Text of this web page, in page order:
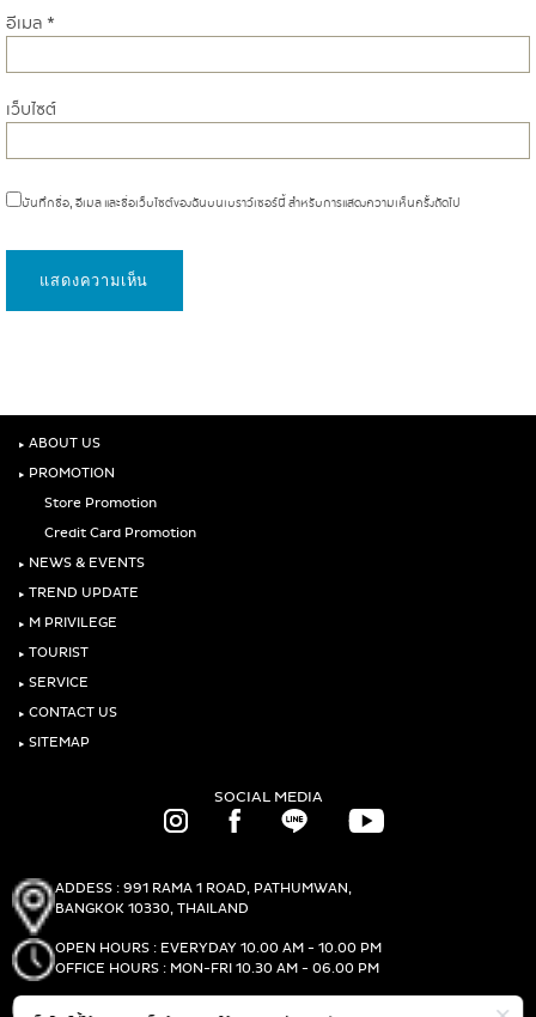
อีเมล *
เว็บไซต์
บันทึกชื่อ, อีเมล และชื่อเว็บไซต์ของฉันบนเบราว์เซอร์นี้ สำหรับการแสดงความเห็นครั้งถัดไป
‣ ABOUT US
‣ PROMOTION
Store Promotion
Credit Card Promotion
‣ NEWS & EVENTS
‣ TREND UPDATE
‣ M PRIVILEGE
‣ TOURIST
‣ SERVICE
‣ CONTACT US
‣ SITEMAP
SOCIAL MEDIA
ADDESS : 991 RAMA 1 ROAD, PATHUMWAN,
BANGKOK 10330, THAILAND
OPEN HOURS : EVERYDAY 10.00 AM - 10.00 PM
OFFICE HOURS : MON-FRI 10.30 AM - 06.00 PM